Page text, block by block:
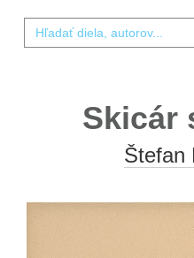
Skicár
Štefan